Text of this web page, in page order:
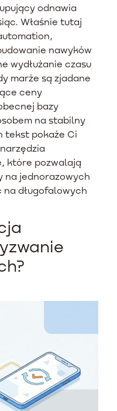
odnawia
Właśnie tutaj
nawyków
wydłużanie czasu
marże są zjadane
ceny
bazy
na stabilny
tekst pokaże Ci
które pozwalają
na jednorazowych
długofalowych